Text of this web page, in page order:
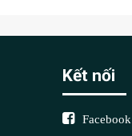
Kết nối
Facebook